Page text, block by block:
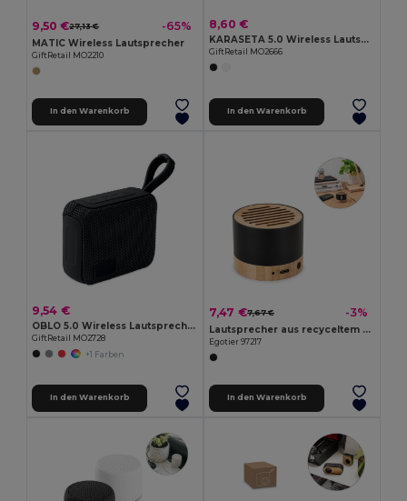
9,50 €27,13 € -65%
MATIC Wireless Lautsprecher
GiftRetail MO2210
In den Warenkorb
8,60 €
KARASETA 5.0 Wireless Lautsprecher
GiftRetail MO2666
In den Warenkorb
9,54 €
OBLO 5.0 Wireless Lautsprecher
GiftRetail MO2728
+1 Farben
In den Warenkorb
7,47 €7,67 € -3%
Lautsprecher aus recyceltem Aluminium (100% rAL), 3 Stunden Akkulaufzeit
Egotier 97217
In den Warenkorb